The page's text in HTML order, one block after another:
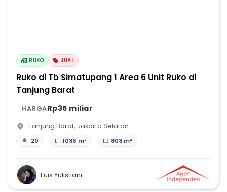
RUKO JUAL
Ruko di Tb Simatupang 1 Area 6 Unit Ruko di
Tanjung Barat
HARGARp35 miliar
Tanjung Barat, Jakarta Selatan
20 LT:1036 m² LB: 803 m²
Euis Yulistiani